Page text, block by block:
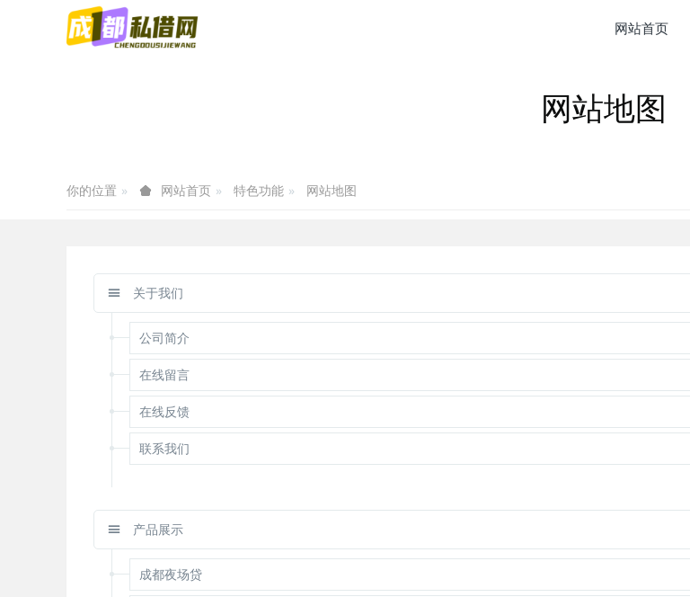
网站首页
网站地图
你的位置 网站首页 特色功能 网站地图
关于我们
公司简介
在线留言
在线反馈
联系我们
产品展示
成都夜场贷